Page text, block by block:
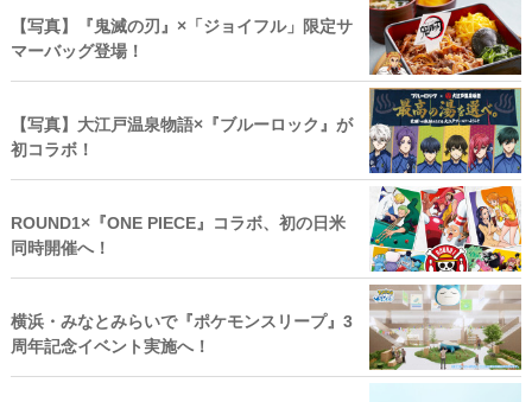
【写真】『鬼滅の刃』×「ジョイフル」限定サ
マーバッグ登場！
【写真】大江戸温泉物語×『ブルーロック』が
初コラボ！
ROUND1×『ONE PIECE』コラボ、初の日米
同時開催へ！
横浜・みなとみらいで『ポケモンスリープ』3
周年記念イベント実施へ！